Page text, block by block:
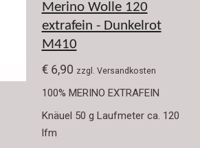
Merino Wolle 120
extrafein - Dunkelrot
M410
€ 6,90 zzgl. Versandkosten
100% MERINO EXTRAFEIN
Knäuel 50 g Laufmeter ca. 120
lfm